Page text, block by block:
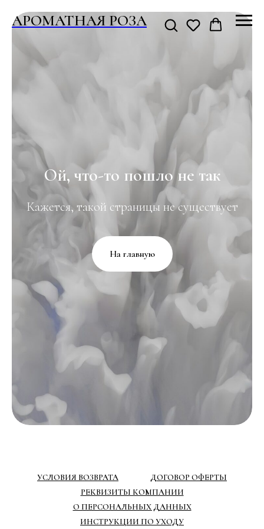
АРОМАТНАЯ РОЗА
Ой, что-то пошло не так
Кажется, такой страницы не существует
На главную
УСЛОВИЯ ВОЗВРАТА
ДОГОВОР ОФЕРТЫ
РЕКВИЗИТЫ КОМПАНИИ
О ПЕРСОНАЛЬНЫХ ДАННЫХ
ИНСТРУКЦИИ ПО УХОДУ